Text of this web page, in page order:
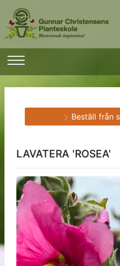
LAVATERA 'ROSEA'
Beställ från